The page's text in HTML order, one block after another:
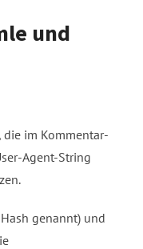
und
die im Kommentar-
Agent-String
genannt) und